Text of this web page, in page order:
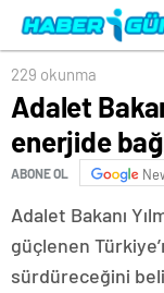
229 okunma
Adalet
enerjide
ABONE OL
Adalet Bakanı
güçlenen
sürdüreceğini